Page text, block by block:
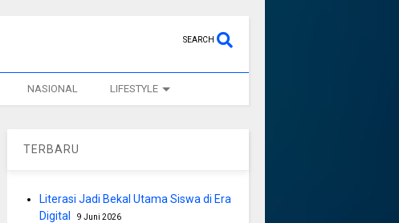
SEARCH
NASIONAL LIFESTYLE
TERBARU
Literasi Jadi Bekal Utama Siswa di Era
Digital
9 Juni 2026